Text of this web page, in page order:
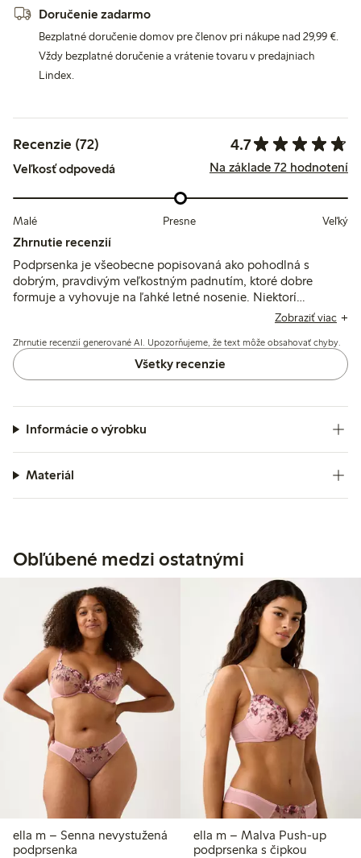
Doručenie zadarmo
Bezplatné doručenie domov pre členov pri nákupe nad 29,99 €.
Vždy bezplatné doručenie a vrátenie tovaru v predajniach
Lindex.
Recenzie (72) 4.7
Veľkosť odpovedá Na základe 72 hodnotení
Malé Presne Veľký
Zhrnutie recenzií
Podprsenka je všeobecne popisovaná ako pohodlná s
dobrým, pravdivým veľkostným padnutím, ktoré dobre
formuje a vyhovuje na ľahké letné nosenie. Niektorí
zákazníci spomínajú, že čipka a vzorovaná látka môžu
ohľadom elasticity obvodu a nezhôd vo veľkostiach.
Zobraziť viac
Zhrnutie recenzií generované AI. Upozorňujeme, že text môže obsahovať chyby.
Všetky recenzie
Informácie o výrobku
Materiál
Obľúbené medzi ostatnými
ella m – Senna nevystužená
podprsenka
ella m – Malva Push-up
podprsenka s čipkou